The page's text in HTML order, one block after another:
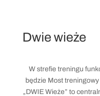
Dwie wieże
W strefie treningu
będzie Most
„DWIE Wieże” to